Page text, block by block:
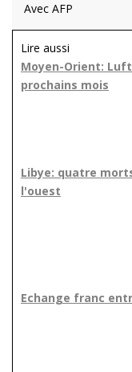
Avec AFP
Lire aussi
Moyen-Orient:
prochains mois
Libye: quatre
l'ouest
Echange franc